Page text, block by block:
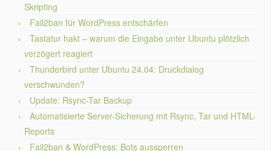
Skripting
Fail2ban für WordPress entschärfen
Tastatur hakt – warum die Eingabe unter Ubuntu plötzlich
verzögert reagiert
Thunderbird unter Ubuntu 24.04: Druckdialog
verschwunden?
Update: Rsync-Tar Backup
Automatisierte Server-Sicherung mit Rsync, Tar und HTML-
Reports
Fail2ban & WordPress: Bots aussperren